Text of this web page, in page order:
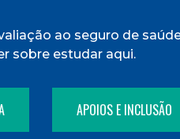
ao seguro de
sobre estudar aqui.
APOIOS E INCLUSÃO